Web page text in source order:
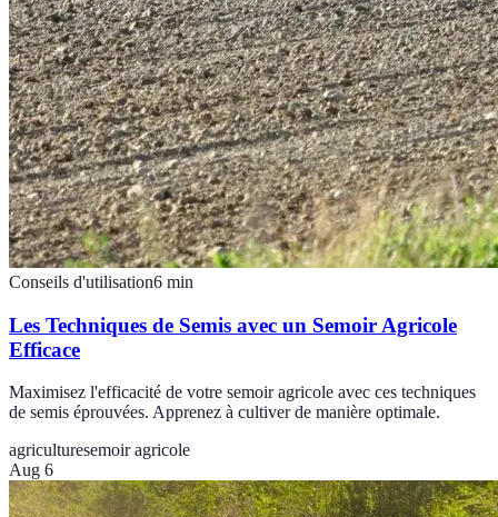
Conseils d'utilisation6 min
Les Techniques de Semis avec un Semoir Agricole
Efficace
Maximisez l'efficacité de votre semoir agricole avec ces techniques
de semis éprouvées. Apprenez à cultiver de manière optimale.
agriculturesemoir agricole
Aug 6